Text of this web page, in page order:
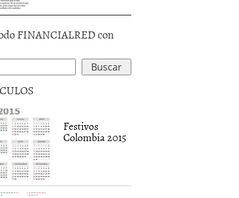
FINANCIALRED con
Festivos
Colombia 2015